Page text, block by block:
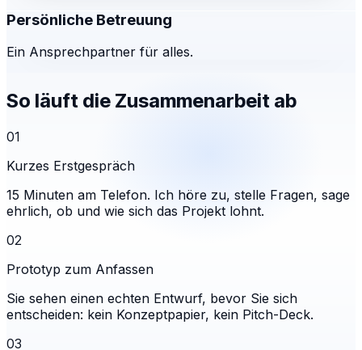
Persönliche Betreuung
Ein Ansprechpartner für alles.
So läuft die Zusammenarbeit ab
01
Kurzes Erstgespräch
15 Minuten am Telefon. Ich höre zu, stelle Fragen, sage
ehrlich, ob und wie sich das Projekt lohnt.
02
Prototyp zum Anfassen
Sie sehen einen echten Entwurf, bevor Sie sich
entscheiden: kein Konzeptpapier, kein Pitch-Deck.
03